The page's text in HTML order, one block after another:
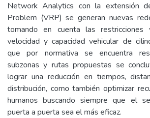
Network Analytics con la extensión
Problem (VRP) se generan nuevas
tomando en cuenta las restricciones
velocidad y capacidad vehicular de
que por normativa se encuentra
subzonas y rutas propuestas se
lograr una reducción en tiempos,
distribución, como también optimizar
humanos buscando siempre que el
puerta a puerta sea el más eficaz.